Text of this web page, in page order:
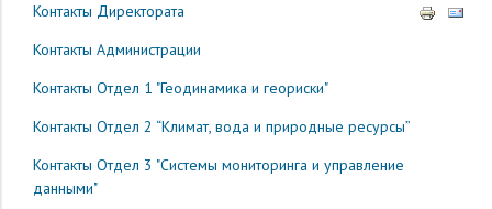
Контакты Директората
Контакты Администрации
Контакты Отдел 1 "Геодинамика и геориски"
Контакты Отдел 2 “Климат, вода и природные ресурсы”
Контакты Отдел 3 "Системы мониторинга и управление
данными"